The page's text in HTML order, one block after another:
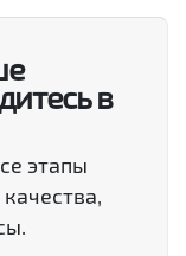
в
этапы